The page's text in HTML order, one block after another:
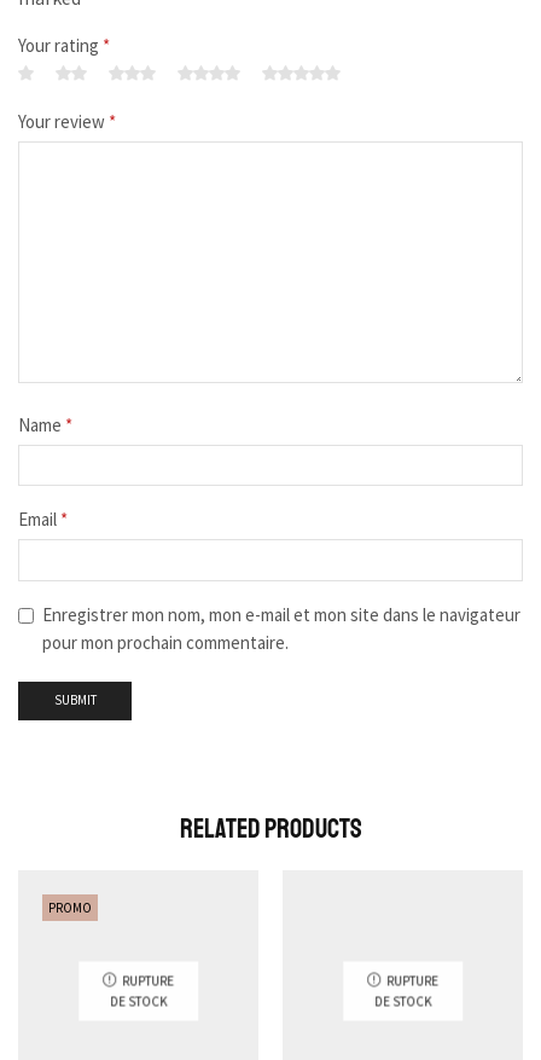
Your rating *
Your review *
Name *
Email *
Enregistrer mon nom, mon e-mail et mon site dans le navigateur
pour mon prochain commentaire.
Related Products
PROMO
RUPTURE
DE STOCK
RUPTURE
DE STOCK